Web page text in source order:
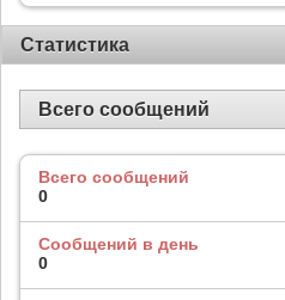
Статистика
Всего сообщений
Всего сообщений
0
Сообщений в день
0